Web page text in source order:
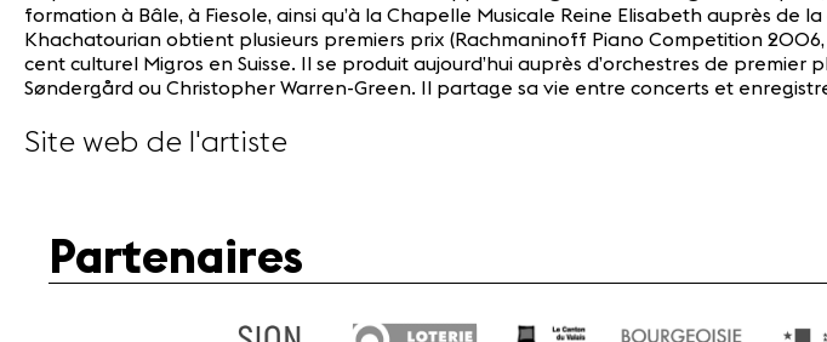
formation à Bâle, à Fiesole, ainsi qu’à la Chapelle Musicale Reine Elisabeth auprès
Khachatourian obtient plusieurs premiers prix (Rachmaninoff Piano Competition
cent culturel Migros en Suisse. Il se produit aujourd’hui auprès d’orchestres de
Søndergård ou Christopher Warren-Green. Il partage sa vie entre concerts et
Site web de l'artiste
Partenaires